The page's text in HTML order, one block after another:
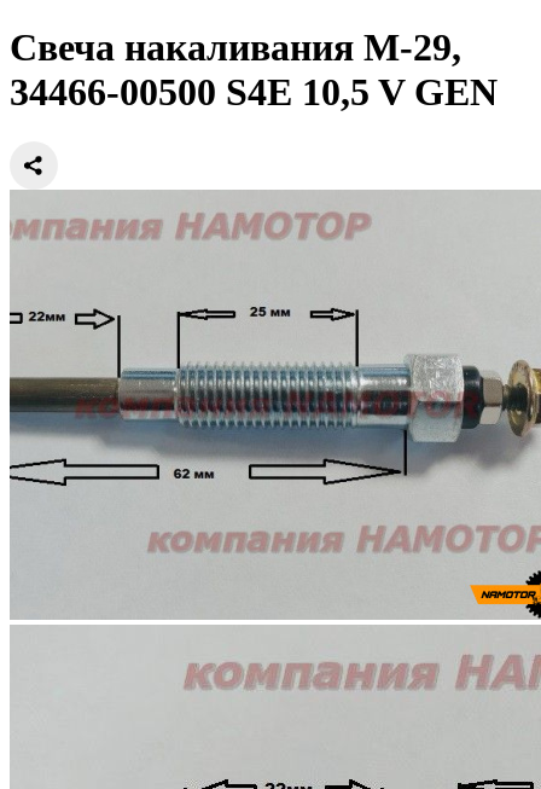
Свеча накаливания M-29,
34466-00500 S4E 10,5 V GEN